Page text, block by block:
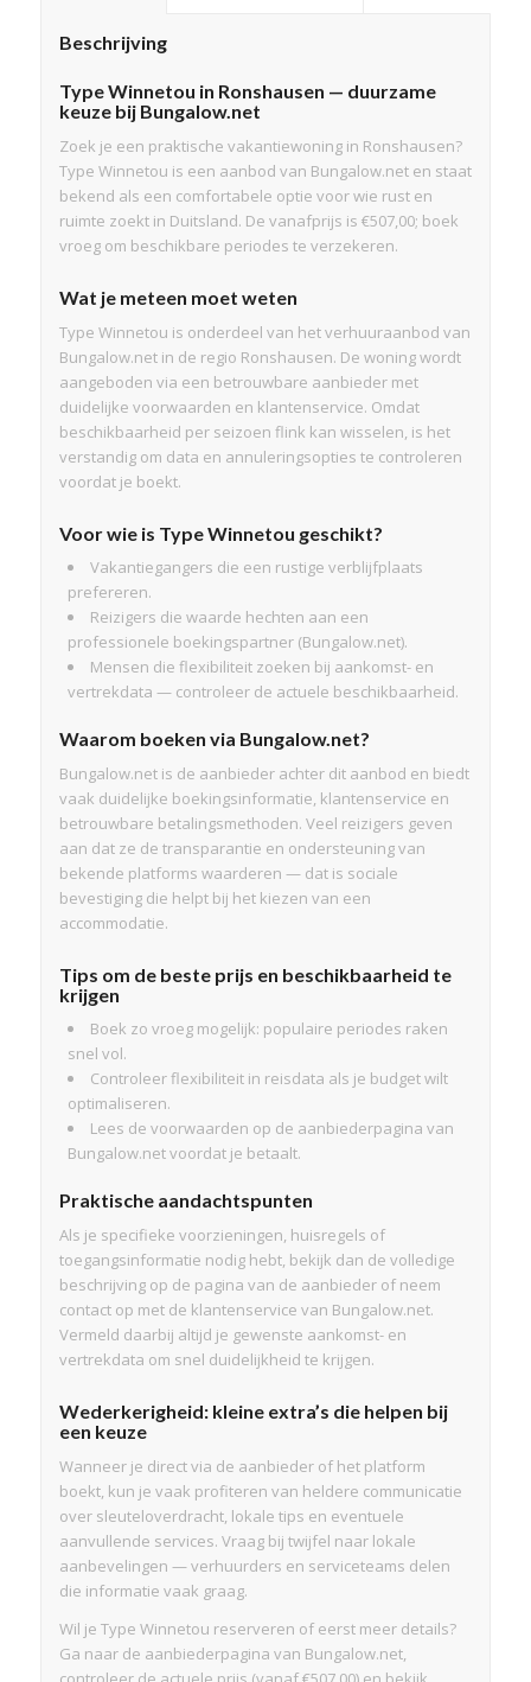
Beschrijving
Type Winnetou in Ronshausen — duurzame
keuze bij Bungalow.net
Zoek je een praktische vakantiewoning in Ronshausen?
Type Winnetou is een aanbod van Bungalow.net en staat
bekend als een comfortabele optie voor wie rust en
ruimte zoekt in Duitsland. De vanafprijs is €507,00; boek
vroeg om beschikbare periodes te verzekeren.
Wat je meteen moet weten
Type Winnetou is onderdeel van het verhuuraanbod van
Bungalow.net in de regio Ronshausen. De woning wordt
aangeboden via een betrouwbare aanbieder met
duidelijke voorwaarden en klantenservice. Omdat
beschikbaarheid per seizoen flink kan wisselen, is het
verstandig om data en annuleringsopties te controleren
voordat je boekt.
Voor wie is Type Winnetou geschikt?
Vakantiegangers die een rustige verblijfplaats
prefereren.
Reizigers die waarde hechten aan een
professionele boekingspartner (Bungalow.net).
Mensen die flexibiliteit zoeken bij aankomst- en
vertrekdata — controleer de actuele beschikbaarheid.
Waarom boeken via Bungalow.net?
Bungalow.net is de aanbieder achter dit aanbod en biedt
vaak duidelijke boekingsinformatie, klantenservice en
betrouwbare betalingsmethoden. Veel reizigers geven
aan dat ze de transparantie en ondersteuning van
bekende platforms waarderen — dat is sociale
bevestiging die helpt bij het kiezen van een
accommodatie.
Tips om de beste prijs en beschikbaarheid te
krijgen
Boek zo vroeg mogelijk: populaire periodes raken
snel vol.
Controleer flexibiliteit in reisdata als je budget wilt
optimaliseren.
Lees de voorwaarden op de aanbiederpagina van
Bungalow.net voordat je betaalt.
Praktische aandachtspunten
Als je specifieke voorzieningen, huisregels of
toegangsinformatie nodig hebt, bekijk dan de volledige
beschrijving op de pagina van de aanbieder of neem
contact op met de klantenservice van Bungalow.net.
Vermeld daarbij altijd je gewenste aankomst- en
vertrekdata om snel duidelijkheid te krijgen.
Wederkerigheid: kleine extra’s die helpen bij
een keuze
Wanneer je direct via de aanbieder of het platform
boekt, kun je vaak profiteren van heldere communicatie
over sleuteloverdracht, lokale tips en eventuele
aanvullende services. Vraag bij twijfel naar lokale
aanbevelingen — verhuurders en serviceteams delen
die informatie vaak graag.
Wil je Type Winnetou reserveren of eerst meer details?
Ga naar de aanbiederpagina van Bungalow.net,